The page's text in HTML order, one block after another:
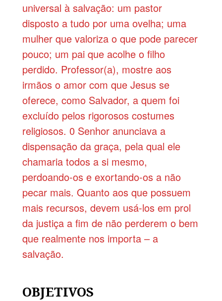
universal à salvação: um pastor
disposto a tudo por uma ovelha; uma
mulher que valoriza o que pode parecer
pouco; um pai que acolhe o filho
perdido. Professor(a), mostre aos
irmãos o amor com que Jesus se
oferece, como Salvador, a quem foi
excluído pelos rigorosos costumes
religiosos. 0 Senhor anunciava a
dispensação da graça, pela qual ele
chamaria todos a si mesmo,
perdoando-os e exortando-os a não
pecar mais. Quanto aos que possuem
mais recursos, devem usá-los em prol
da justiça a fim de não perderem o bem
que realmente nos importa – a
salvação.
OBJETIVOS